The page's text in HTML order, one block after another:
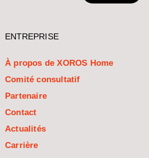
ENTREPRISE
À propos de XOROS Home
Comité consultatif
Partenaire
Contact
Actualités
Carrière